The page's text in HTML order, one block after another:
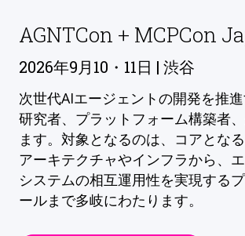
AGNTCon + MCPCon
2026年9月10・11日 | 渋谷
次世代AIエージェントの開発を推進
研究者、プラットフォーム構築者
ます。対象となるのは、コアとな
アーキテクチャやインフラから、
システムの相互運用性を実現する
ールまで多岐にわたります。